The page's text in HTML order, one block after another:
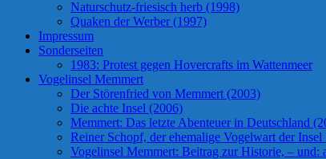
Naturschutz-friesisch herb (1998)
Quaken der Werber (1997)
Impressum
Sonderseiten
1983: Protest gegen Hovercrafts im Wattenmeer
Vogelinsel Memmert
Der Störenfried von Memmert (2003)
Die achte Insel (2006)
Memmert: Das letzte Abenteuer in Deutschland
Reiner Schopf, der ehemalige Vogelwart der
Vogelinsel Memmert: Beitrag zur Historie, –